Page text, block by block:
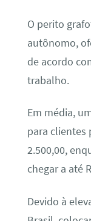
O perito
autônomo,
de acordo
trabalho.
Em média,
para clientes
2.500,00,
chegar a até
Devido à